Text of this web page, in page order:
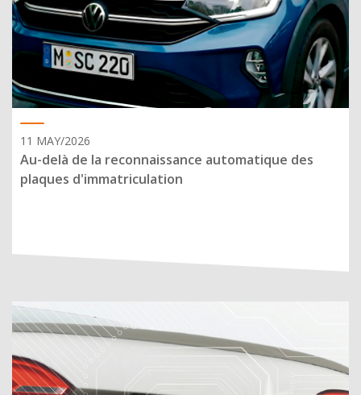
11 MAY/2026
Au-delà de la reconnaissance automatique des
plaques d'immatriculation